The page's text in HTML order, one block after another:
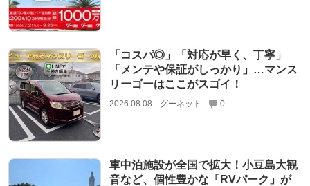
「コスパ◎」「対応が早く、丁寧」
「メンテや保証がしっかり」…マンス
リーゴーはここがスゴイ！
2026.08.08 グーネット 0
車中泊施設が全国で拡大！小豆島大観
音など、個性豊かな「RVパーク」が